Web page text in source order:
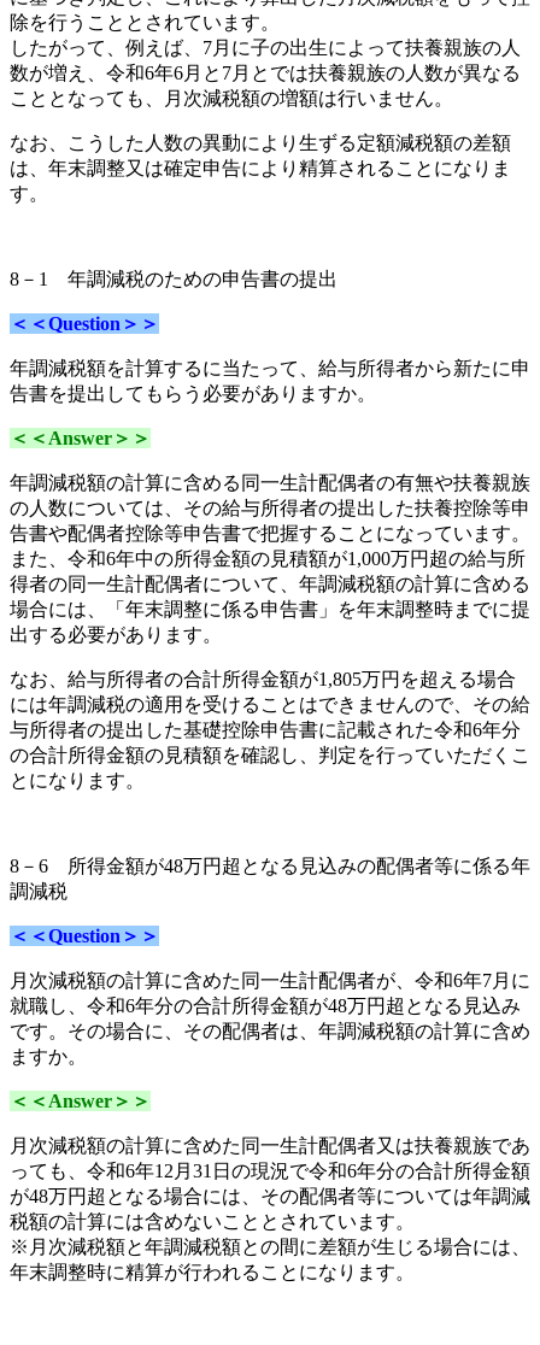
除を行うこととされています。
したがって、例えば、7月に子の出生によって扶養親族の人
数が増え、 令和6年6月と7月とでは扶養親族の人数が異なる
こととなっても、月次減税額の増額は行いません。
なお、こうした人数の異動により生ずる定額減税額の差額
は、年末調整又は確定申告により精算されることになりま
す。
8－1 年調減税のための申告書の提出
＜＜Question＞＞
年調減税額を計算するに当たって、給与所得者から新たに申
告書を提出してもらう必要がありますか。
＜＜Answer＞＞
年調減税額の計算に含める同一生計配偶者の有無や扶養親族
の人数については、その給与所得者の提出した扶養控除等申
告書や配偶者控除等申告書で把握することになっています。
また
、令和6年中の所得金額の見積額が1,000万円超の給与所
得者の同一生計配偶者について、年調減税額の計算に含める
場合には、「年末調整に係る申告書」を年末調整時までに提
出する必要があります。
なお、給与所得者の合計所得金額が1,805万円を超える場合
には年調減税の適用を受けることはできませんので、その給
与所得者の提出した基礎控除申告書に記載された令和6年分
の合計所得金額の見積額を確認し、判定を行っていただくこ
とになります。
8－6 所得金額が48万円超となる見込みの配偶者等に係る年
調減税
＜＜Question＞＞
月次減税額の計算に含めた同一生計配偶者が、令和6年7月に
就職し、令和6年分の合計所得金額が48万円超となる見込み
です。その場合に、その配偶者は、年調減税額の計算に含め
ますか。
＜＜Answer＞＞
月次減税額の計算に含めた同一生計配偶者又は扶養親族であ
っても、 令和6年12月31日の現況で令和6年分の合計所得金額
が48万円超となる場合には、その配偶者等については年調減
税額の計算には含めないこととされています。
※月次減税額と年調減税額との間に差額が生じる場合には、
年末調整時に精算が行われることになります。